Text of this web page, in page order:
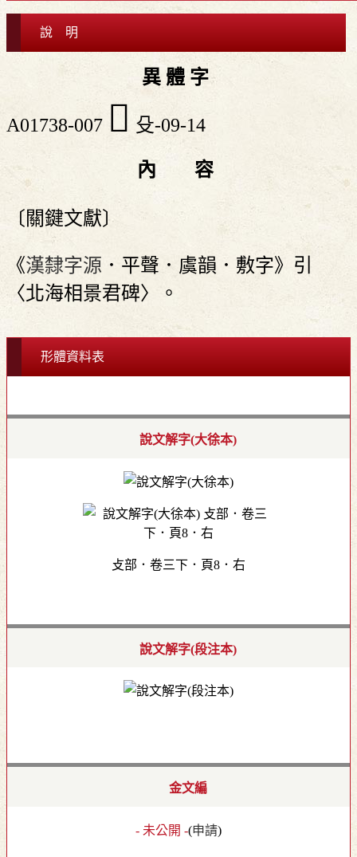
說 明
異 體 字
A01738-007 󲞹 殳-09-14
內 容
〔關鍵文獻〕
《漢隸字源 ．平聲．虞韻．敷字》引
〈北海相景君碑〉。
形體資料表
說文解字(大徐本)
攴部．卷三下．頁8．右
說文解字(段注本)
金文編
- 未公開 -(申請)